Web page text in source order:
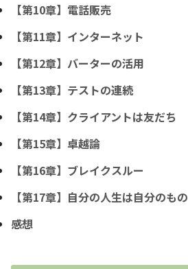
【第10章】電話販売
【第11章】インターネット
【第12章】バーターの活用
【第13章】テストの連続
【第14章】クライアントは友だち
【第15章】卓越論
【第16章】ブレイクスルー
【第17章】自分の人生は自分のもの
感想